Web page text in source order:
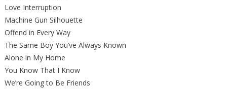
Love Interruption
Machine Gun Silhouette
Offend in Every Way
The Same Boy You’ve Always Known
Alone in My Home
You Know That I Know
We’re Going to Be Friends